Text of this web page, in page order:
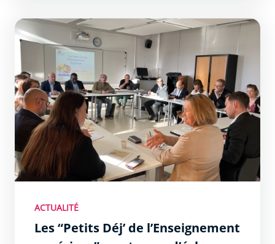
Les “Petits Déj’ de l’Enseignement supérieur” : un
ACTUALITÉ
Les “Petits Déj’ de l’Enseignement